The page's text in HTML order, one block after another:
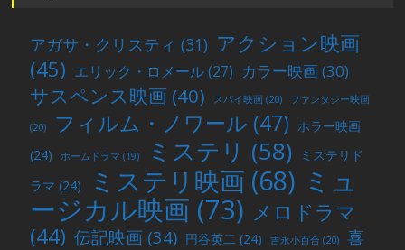
アガサ・クリスティ (31) アクション映画
(45) エリック・ロメール(27) カラー映画(30)
サスペンス映画 (40) スパイ映画 (20) ファンタジー映画
(20) フィルム・ノワール (47) ホラー映画
(24)
ホームドラマ (19) ミステリ (58)
ミステリド
ラマ (24) ミステリ映画 (68) ミュ
ージカル映画 (73) メロドラマ
(44) 伝記映画 (34) 円谷英二 (24) 吉永小百合 (20)
喜